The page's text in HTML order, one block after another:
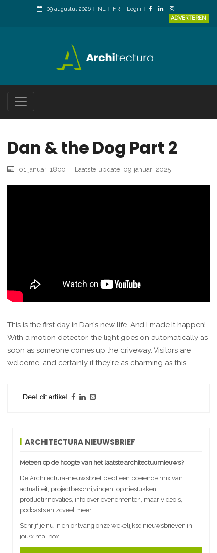
09 augustus 2026 NL FR
Login
ADVERTEREN
Dan & the Dog Part 2
01 januari 1800 Laatste update: 09 januari 2025
This is the first day in Dan's new life. And I made it happen!
With a motion detector, the light goes on automatically as
soon as someone comes up the driveway. Visitors are
welcome, and certainly if they're as charming as this ...
Deel dit artikel
ARCHITECTURA NIEUWSBRIEF
Meteen op de hoogte van het laatste architectuurnieuws?
De Architectura-nieuwsbrief biedt een boeiende mix van
actualiteit, projectbeschrijvingen, opiniestukken,
productinnovaties, info over evenementen, maar video's,
podcasts en zoveel meer.
Schrijf je nu in en ontvang onze wekelijkse nieuwsbrieven in
jouw mailbox.